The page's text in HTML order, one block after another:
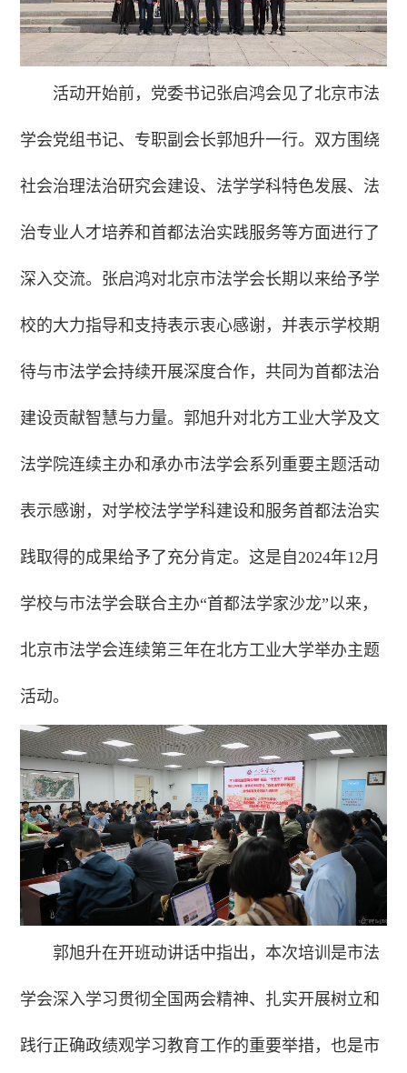
活动开始前，党委书记张启鸿会见了北京市法
学会党组书记、专职副会长郭旭升一行。双方围绕
社会治理法治研究会建设、法学学科特色发展、法
治专业人才培养和首都法治实践服务等方面进行了
深入交流。张启鸿对北京市法学会长期以来给予学
校的大力指导和支持表示衷心感谢，并表示学校期
待与市法学会持续开展深度合作，共同为首都法治
建设贡献智慧与力量。郭旭升对北方工业大学及文
法学院连续主办和承办市法学会系列重要主题活动
表示感谢，对学校法学学科建设和服务首都法治实
践取得的成果给予了充分肯定。这是自2024年12月
学校与市法学会联合主办“首都法学家沙龙”以来，
北京市法学会连续第三年在北方工业大学举办主题
活动。
郭旭升在开班动讲话中指出，本次培训是市法
学会深入学习贯彻全国两会精神、扎实开展树立和
践行正确政绩观学习教育工作的重要举措，也是市